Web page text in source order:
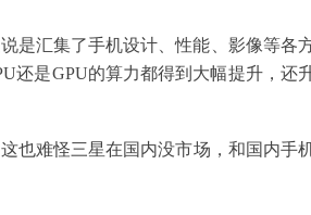
是汇集了手机设计、性能、影像等各
还是GPU的算力都得到大幅提升，还
也难怪三星在国内没市场，和国内手